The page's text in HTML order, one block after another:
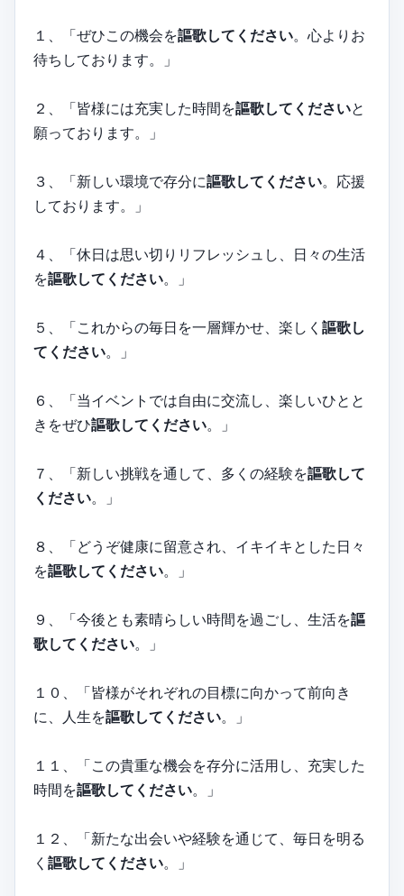
１、「ぜひこの機会を謳歌してください。心よりお
待ちしております。」
２、「皆様には充実した時間を謳歌してくださいと
願っております。」
３、「新しい環境で存分に謳歌してください。応援
しております。」
４、「休日は思い切りリフレッシュし、日々の生活
を謳歌してください。」
５、「これからの毎日を一層輝かせ、楽しく 謳歌し
てください。」
６、「当イベントでは自由に交流し、楽しいひとと
きをぜひ謳歌してください。」
７、「新しい挑戦を通して、多くの経験を謳歌して
ください。」
８、「どうぞ健康に留意され、イキイキとした日々
を謳歌してください。」
９、「今後とも素晴らしい時間を過ごし、生活を謳
歌してください。」
１０、「皆様がそれぞれの目標に向かって前向き
に、人生を謳歌してください。」
１１、「この貴重な機会を存分に活用し、充実した
時間を謳歌してください。」
１２、「新たな出会いや経験を通じて、毎日を明る
く 謳歌してください。」